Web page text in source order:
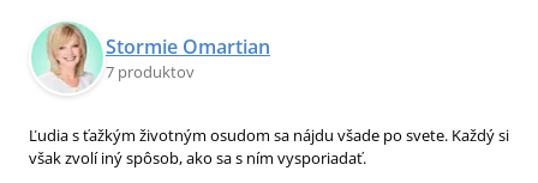
Stormie Omartian
7 produktov
Ľudia s ťažkým životným osudom sa nájdu všade po svete. Každý si
však zvolí iný spôsob, ako sa s ním vysporiadať.